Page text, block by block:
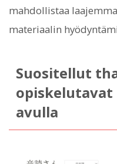
mahdollistaa
materiaalin
Suositellut
opiskelutavat
avulla